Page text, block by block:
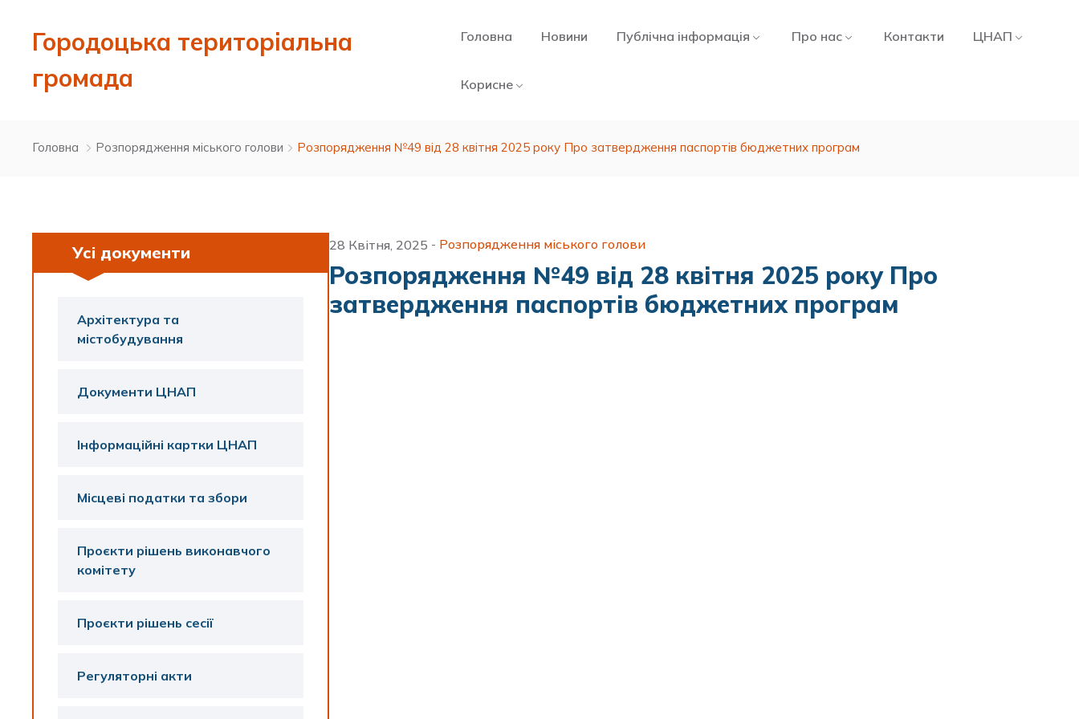
Городоцька територіальна
громада
Головна Новини Публічна інформація Про нас Контакти ЦНАП
Корисне
Головна Розпорядження міського голови Розпорядження №49 від 28 квітня 2025 року Про затвердження паспортів бюджетних програм
Усі документи
Архітектура та
містобудування
Документи ЦНАП
Інформаційні картки ЦНАП
Місцеві податки та збори
Проєкти рішень виконавчого
комітету
Проєкти рішень сесії
Регуляторні акти
28 Квітня, 2025 - Розпорядження міського голови
Розпорядження №49 від 28 квітня 2025 року Про
затвердження паспортів бюджетних програм